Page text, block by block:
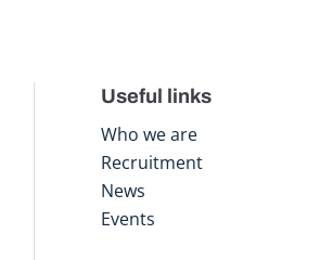
Useful links
Who we are
Recruitment
News
Events